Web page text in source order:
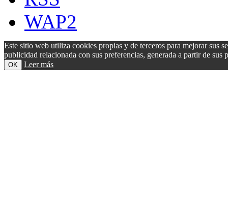
WAP2
Este sitio web utiliza cookies propias y de terceros para mejorar sus
publicidad relacionada con sus preferencias, generada a partir de
OK Leer más